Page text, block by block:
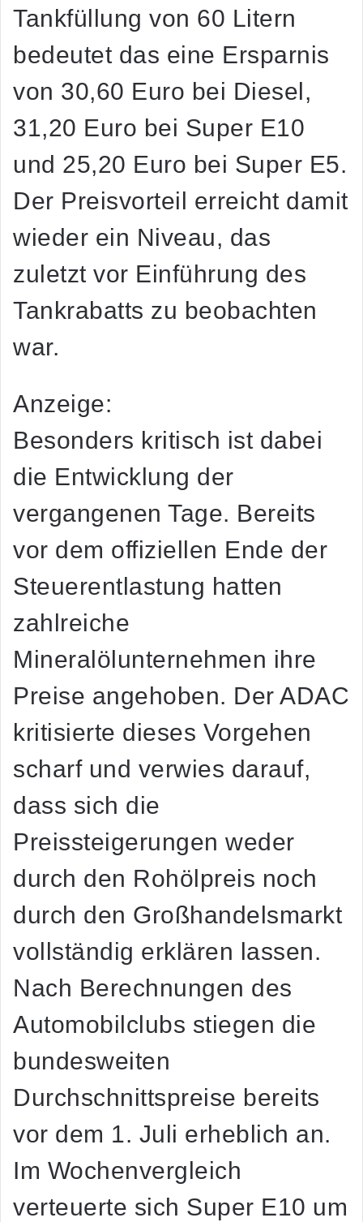
Tankfüllung von 60 Litern
bedeutet das eine Ersparnis
von 30,60 Euro bei Diesel,
31,20 Euro bei Super E10
und 25,20 Euro bei Super E5.
Der Preisvorteil erreicht damit
wieder ein Niveau, das
zuletzt vor Einführung des
Tankrabatts zu beobachten
war.
Anzeige:
Besonders kritisch ist dabei
die Entwicklung der
vergangenen Tage. Bereits
vor dem offiziellen Ende der
Steuerentlastung hatten
zahlreiche
Mineralölunternehmen ihre
Preise angehoben. Der ADAC
kritisierte dieses Vorgehen
scharf und verwies darauf,
dass sich die
Preissteigerungen weder
durch den Rohölpreis noch
durch den Großhandelsmarkt
vollständig erklären lassen.
Nach Berechnungen des
Automobilclubs stiegen die
bundesweiten
Durchschnittspreise bereits
vor dem 1. Juli erheblich an.
Im Wochenvergleich
verteuerte sich Super E10 um